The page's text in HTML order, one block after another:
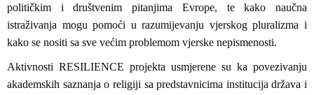
političkim i društvenim pitanjima Evrope, te kako naučna
istraživanja mogu pomoći u razumijevanju vjerskog pluralizma i
kako se nositi sa sve većim problemom vjerske nepismenosti.
Aktivnosti RESILIENCE projekta usmjerene su ka povezivanju
akademskih saznanja o religiji sa predstavnicima institucija država i